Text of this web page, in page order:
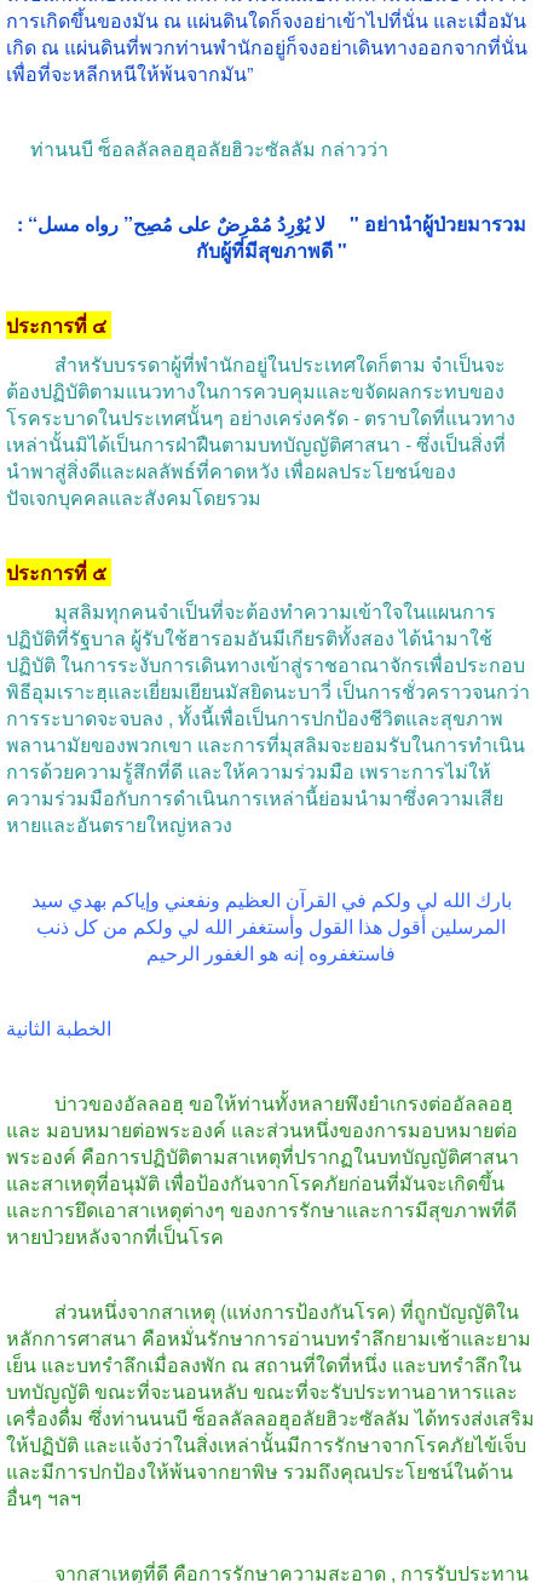
การเกิดขึ้นของมัน ณ แผ่นดินใดก็จงอย่าเข้าไปที่นั่น และเมื่อมัน
เกิด ณ แผ่นดินที่พวกท่านพำนักอยู่ก็จงอย่าเดินทางออกจากที่นั่น
เพื่อที่จะหลีกหนีให้พ้นจากมัน”
ท่านนบี ซ็อลลัลลอฮุอลัยฮิวะซัลลัม กล่าวว่า
: “لا يُوْرِدُ مُمْرِضٌ على مُصِح” رواه مسل " อย่านำผู้ป่วยมารวม
กับผู้ที่มีสุขภาพดี"
ประการที่ ๔
สำหรับบรรดาผู้ที่พำนักอยู่ในประเทศใดก็ตาม จำเป็นจะ
ต้องปฏิบัติตามแนวทางในการควบคุมและขจัดผลกระทบของ
โรคระบาดในประเทศนั้นๆ อย่างเคร่งครัด- ตราบใดที่แนวทาง
เหล่านั้นมิได้เป็นการฝ่าฝืนตามบทบัญญัติศาสนา -ซึ่งเป็นสิ่งที่
นำพาสู่สิ่งดีและผลลัพธ์ที่คาดหวัง เพื่อผลประโยชน์ของ
ปัจเจกบุคคลและสังคมโดยรวม
ประการที่ ๕
มุสลิมทุกคนจำเป็นที่จะต้องทำความเข้าใจในแผนการ
ปฏิบัติที่รัฐบาล ผู้รับใช้ฮารอมอันมีเกียรติทั้งสอง ได้นำมาใช้
ปฏิบัติในการระงับการเดินทางเข้าสู่ราชอาณาจักรเพื่อประกอบ
พิธีอุมเราะฮฺและเยี่ยมเยียนมัสยิดนะบาวี่ เป็นการชั่วคราวจนกว่า
การระบาดจะจบลง , ทั้งนี้เพื่อเป็นการปกป้องชีวิตและสุขภาพ
พลานามัยของพวกเขา และการที่มุสลิมจะยอมรับในการทำเนิน
การด้วยความรู้สึกที่ดี และให้ความร่วมมือ เพราะการไม่ให้
ความร่วมมือกับการดำเนินการเหล่านี้ย่อมนำมาซึ่งความเสีย
หายและอันตรายใหญ่หลวง
بارك الله لي ولكم في القرآن العظيم ونفعني وإياكم بهدي سيد
المرسلين أقول هذا القول وأستغفر الله لي ولكم من كل ذنب
فاستغفروه إنه هو الغفور الرحيم
الخطبة الثانية
บ่าวของอัลลอฮฺ ขอให้ท่านทั้งหลายพึงยำเกรงต่ออัลลอฮฺ
และ มอบหมายต่อพระองค์ และส่วนหนึ่งของการมอบหมายต่อ
พระองค์ คือการปฏิบัติตามสาเหตุที่ปรากฏในบทบัญญัติศาสนา
และสาเหตุที่อนุมัติ เพื่อป้องกันจากโรคภัยก่อนที่มันจะเกิดขึ้น
และการยึดเอาสาเหตุต่างๆ ของการรักษาและการมีสุขภาพที่ดี
หายป่วยหลังจากที่เป็นโรค
ส่วนหนึ่งจากสาเหตุ (แห่งการป้องกันโรค) ที่ถูกบัญญัติใน
หลักการศาสนา คือหมั่นรักษาการอ่านบทรำลึกยามเช้าและยาม
เย็น และบทรำลึกเมื่อลงพัก ณ สถานที่ใดที่หนึ่ง และบทรำลึกใน
บทบัญญัติขณะที่จะนอนหลับ ขณะที่จะรับประทานอาหารและ
เครื่องดื่ม ซึ่งท่านนนบี ซ็อลลัลลอฮุอลัยฮิวะซัลลัม ได้ทรงส่งเสริม
ให้ปฏิบัติ และแจ้งว่าในสิ่งเหล่านั้นมีการรักษาจากโรคภัยไข้เจ็บ
และมีการปกป้องให้พ้นจากยาพิษ รวมถึงคุณประโยชน์ในด้าน
อื่นๆ ฯลฯ
จากสาเหตุที่ดี คือการรักษาความสะอาด , การรับประทาน